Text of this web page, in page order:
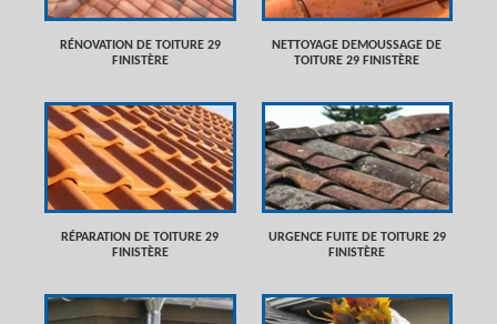
RÉNOVATION DE TOITURE 29
FINISTÈRE
NETTOYAGE DEMOUSSAGE DE
TOITURE 29 FINISTÈRE
RÉPARATION DE TOITURE 29
FINISTÈRE
URGENCE FUITE DE TOITURE 29
FINISTÈRE